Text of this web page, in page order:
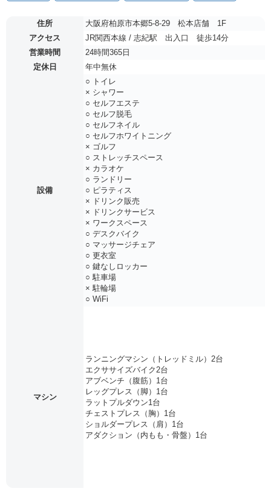
住所
大阪府柏原市本郷5-8-29 松本店舗 1F
アクセス
JR関西本線 / 志紀駅 出入口 徒歩14分
営業時間
24時間365日
定休日
年中無休
設備
○ トイレ
× シャワー
○ セルフエステ
○ セルフ脱毛
○ セルフネイル
○ セルフホワイトニング
× ゴルフ
○ ストレッチスペース
× カラオケ
○ ランドリー
○ ピラティス
× ドリンク販売
× ドリンクサービス
× ワークスペース
○ デスクバイク
○ マッサージチェア
○ 更衣室
○ 鍵なしロッカー
○ 駐車場
× 駐輪場
○ WiFi
マシン
ランニングマシン（トレッドミル）2台
エクササイズバイク2台
アブベンチ（腹筋）1台
レッグプレス（脚）1台
ラットプルダウン1台
チェストプレス（胸）1台
ショルダープレス（肩）1台
アダクション（内もも・骨盤）1台